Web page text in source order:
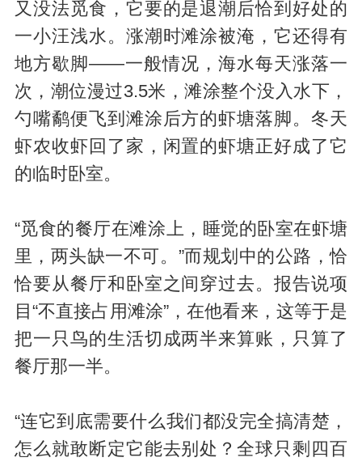
又没法觅食，它要的是退潮后恰到好处的
一小汪浅水。涨潮时滩涂被淹，它还得有
地方歇脚——一般情况，海水每天涨落一
次，潮位漫过3.5米，滩涂整个没入水下，
勺嘴鹬便飞到滩涂后方的虾塘落脚。冬天
虾农收虾回了家，闲置的虾塘正好成了它
的临时卧室。
“觅食的餐厅在滩涂上，睡觉的卧室在虾塘
里，两头缺一不可。”而规划中的公路，恰
恰要从餐厅和卧室之间穿过去。报告说项
目“不直接占用滩涂”，在他看来，这等于是
把一只鸟的生活切成两半来算账，只算了
餐厅那一半。
“连它到底需要什么我们都没完全搞清楚，
怎么就敢断定它能去别处？全球只剩四百